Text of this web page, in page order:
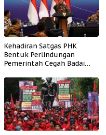
Kehadiran Satgas PHK
Bentuk Perlindungan
Pemerintah Cegah Badai